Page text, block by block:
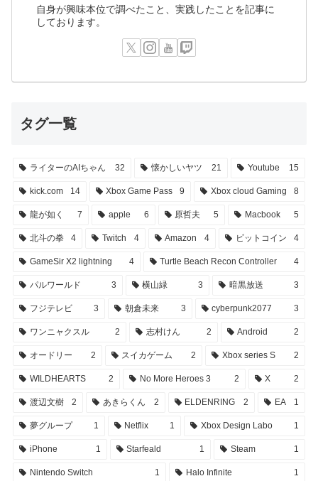
自身が興味本位で調べたこと、実践したことを記事に
しております。
タグ一覧
ライターのAIちゃん 32 懐かしいヤツ 21 Youtube 15
kick.com 14 Xbox Game Pass 9 Xbox cloud Gaming 8
龍が如く 7 apple 6 原哲夫 5 Macbook 5
北斗の拳 4 Twitch 4 Amazon 4 ビットコイン 4
GameSir X2 lightning 4 Turtle Beach Recon Controller 4
パルワールド 3 横山緑 3 暗黒放送 3
フジテレビ 3 朝倉未来 3 cyberpunk2077 3
ワンニャクスル 2 志村けん 2 Android 2
オードリー 2 スイカゲーム 2 Xbox series S 2
WILDHEARTS 2 No More Heroes 3 2 X 2
渡辺文樹 2 あきらくん 2 ELDENRING 2 EA 1
夢グループ 1 Netflix 1 Xbox Design Labo 1
iPhone 1 Starfeald 1 Steam 1
Nintendo Switch 1 Halo Infinite 1